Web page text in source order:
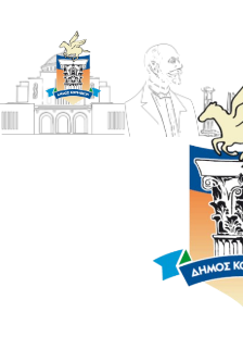
ΔΗΜΟΣ
ΚΟΡΙΝΘΙΩΝ